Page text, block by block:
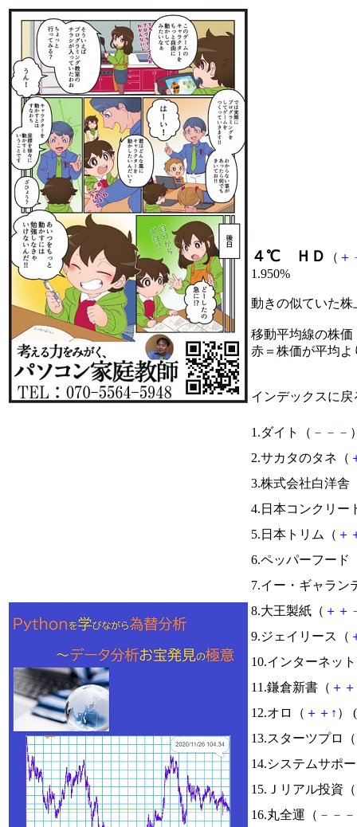
４℃ ＨＤ （ ＋
1.950%
動きの似ていた
移動平均線の株価
赤＝株価が平均
インデックスに戻
1.ダイト（ － － －
2.サカタのタネ（
3.株式会社白洋舎
4.日本コンクリー
5.日本トリム（ ＋
6.ペッパーフード
7.イー・ギャラン
8.大王製紙（ ＋ ＋
9.ジェイリース（
10.インターネッ
11.鎌倉新書（ ＋ ＋
12.オロ（ ＋ ＋ ↑ ） (
13.スターツプロ（
14.システムサポ
15.Ｊリアル投資（
16.丸全運（ － － －